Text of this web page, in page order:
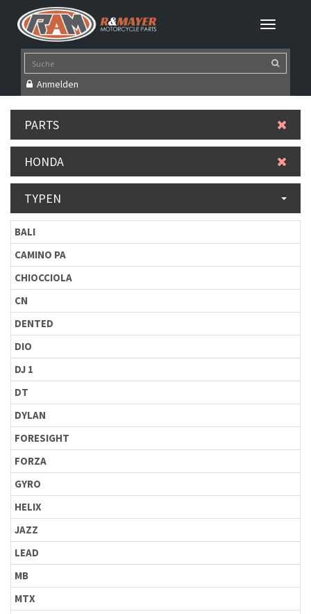
Anmelden
PARTS
HONDA
TYPEN
BALI
CAMINO PA
CHIOCCIOLA
CN
DENTED
DIO
DJ 1
DT
DYLAN
FORESIGHT
FORZA
GYRO
HELIX
JAZZ
LEAD
MB
MTX